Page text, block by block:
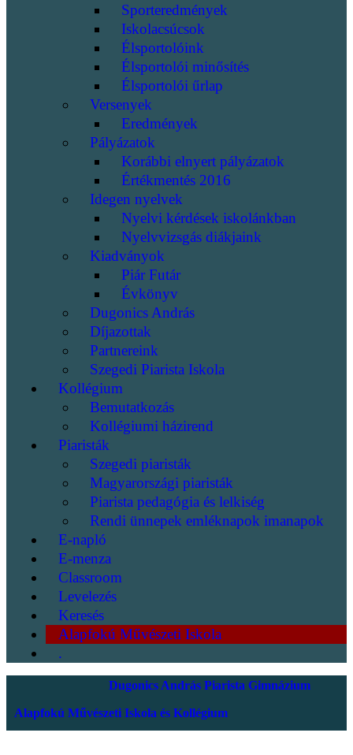
Sporteredmények
Iskolacsúcsok
Élsportolóink
Élsportolói minősítés
Élsportolói űrlap
Versenyek
Eredmények
Pályázatok
Korábbi elnyert pályázatok
Értékmentés 2016
Idegen nyelvek
Nyelvi kérdések iskolánkban
Nyelvvizsgás diákjaink
Kiadványok
Piár Futár
Évkönyv
Dugonics András
Díjazottak
Partnereink
Szegedi Piarista Iskola
Kollégium
Bemutatkozás
Kollégiumi házirend
Piaristák
Szegedi piaristák
Magyarországi piaristák
Piarista pedagógia és lelkiség
Rendi ünnepek emléknapok imanapok
E-napló
E-menza
Classroom
Levelezés
Keresés
Alapfokú Művészeti Iskola
.
Dugonics András Piarista Gimnázium
Alapfokú Művészeti Iskola és Kollégium